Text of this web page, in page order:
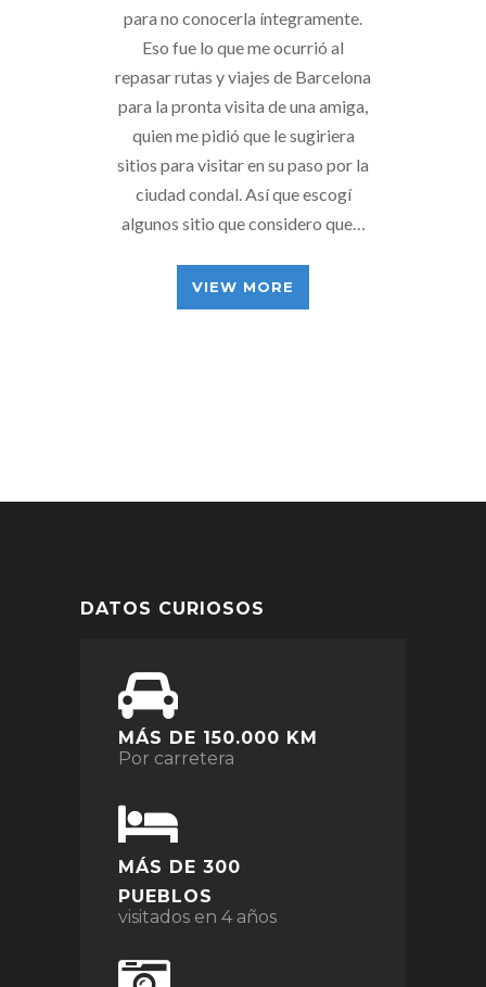
para no conocerla íntegramente.
Eso fue lo que me ocurrió al
repasar rutas y viajes de Barcelona
para la pronta visita de una amiga,
quien me pidió que le sugiriera
sitios para visitar en su paso por la
ciudad condal. Así que escogí
algunos sitio que considero que…
VIEW MORE
DATOS CURIOSOS
MÁS DE 150.000 KM
Por carretera
MÁS DE 300
PUEBLOS
visitados en 4 años